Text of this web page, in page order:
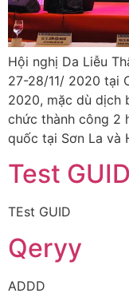
Hội nghị Da Liễu
27-28/11/ 2020 tại
2020, mặc dù dịch
chức thành công 2
quốc tại Sơn La và
Test GUID
TEst GUID
Qeryy
ADDD